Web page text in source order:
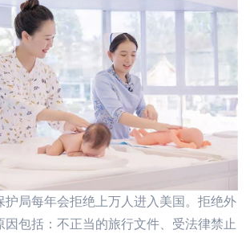
护局每年会拒绝上万人进入美国。拒绝外
因包括：不正当的旅行文件、受法律禁止